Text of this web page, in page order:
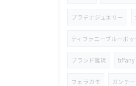
プラチナジュエリー
ティファニーブルーボッ
ブランド雑貨 tiffany
フェラガモ ガンチ